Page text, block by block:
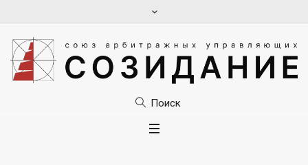
Поиск